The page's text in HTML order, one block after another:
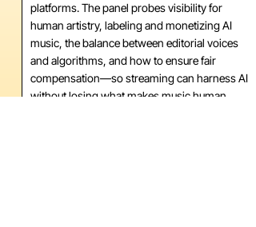
platforms. The panel probes visibility for
human artistry, labeling and monetizing AI
music, the balance between editorial voices
and algorithms, and how to ensure fair
compensation—so streaming can harness AI
without losing what makes music human.